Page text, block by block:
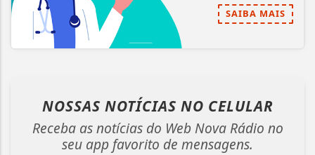
SAIBA MAIS
NOSSAS NOTÍCIAS NO CELULAR
Receba as notícias do Web Nova Rádio no
seu app favorito de mensagens.